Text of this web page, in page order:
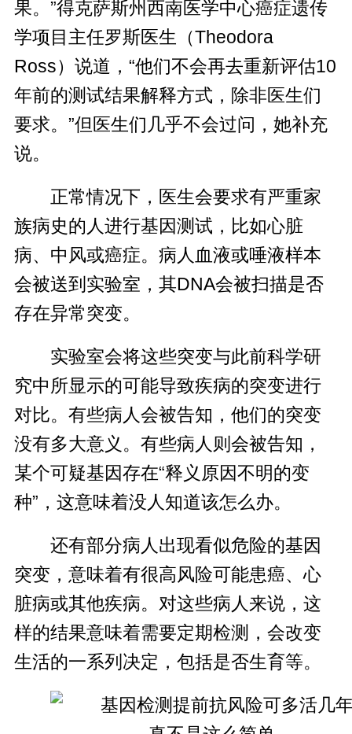
果。”得克萨斯州西南医学中心癌症遗传
学项目主任罗斯医生（Theodora
Ross）说道，“他们不会再去重新评估10
年前的测试结果解释方式，除非医生们
要求。”但医生们几乎不会过问，她补充
说。
正常情况下，医生会要求有严重家
族病史的人进行基因测试，比如心脏
病、中风或癌症。病人血液或唾液样本
会被送到实验室，其DNA会被扫描是否
存在异常突变。
实验室会将这些突变与此前科学研
究中所显示的可能导致疾病的突变进行
对比。有些病人会被告知，他们的突变
没有多大意义。有些病人则会被告知，
某个可疑基因存在“释义原因不明的变
种”，这意味着没人知道该怎么办。
还有部分病人出现看似危险的基因
突变，意味着有很高风险可能患癌、心
脏病或其他疾病。对这些病人来说，这
样的结果意味着需要定期检测，会改变
生活的一系列决定，包括是否生育等。